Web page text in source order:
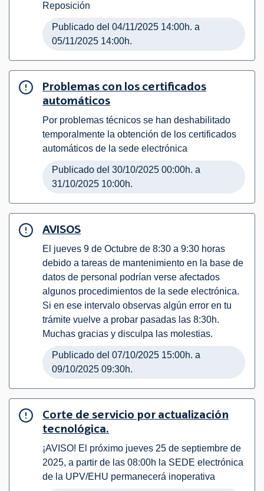
Reposición
Publicado del 04/11/2025 14:00h. a
05/11/2025 14:00h.
Problemas con los certificados
automáticos
Por problemas técnicos se han deshabilitado
temporalmente la obtención de los certificados
automáticos de la sede electrónica
Publicado del 30/10/2025 00:00h. a
31/10/2025 10:00h.
AVISOS
El jueves 9 de Octubre de 8:30 a 9:30 horas
debido a tareas de mantenimiento en la base de
datos de personal podrían verse afectados
algunos procedimientos de la sede electrónica.
Si en ese intervalo observas algún error en tu
trámite vuelve a probar pasadas las 8:30h.
Muchas gracias y disculpa las molestias.
Publicado del 07/10/2025 15:00h. a
09/10/2025 09:30h.
Corte de servicio por actualización
tecnológica.
¡AVISO! El próximo jueves 25 de septiembre de
2025, a partir de las 08:00h la SEDE electrónica
de la UPV/EHU permanecerá inoperativa